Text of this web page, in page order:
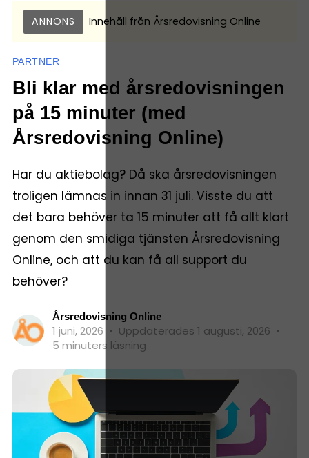
ANNONS Innehåll från Årsredovisning Online
PARTNER
Bli klar med årsredovisningen
på 15 minuter (med
Årsredovisning Online)
Har du aktiebolag? Då ska årsredovisningen
troligen lämnas in innan 31 juli. Visste du att
det bara behöver ta 15 minuter att få allt klart
genom den smidiga tjänsten Årsredovisning
Online, och att du kan få all support du
behöver?
Årsredovisning Online
1 juni, 2026 • Uppdaterades 1 augusti, 2026 •
5 minuters läsning